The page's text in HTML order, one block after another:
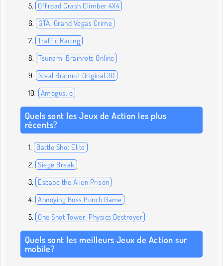
Offroad Crash Climber 4X4
GTA: Grand Vegas Crime
Traffic Racing
Tsunami Brainrots Online
Steal Brainrot Original 3D
Amogus.io
Quels sont les Jeux de Action les plus
récents?
Battle Shot Elite
Siege Break
Escape the Alien Prison
Annoying Boss Punch Game
One Shot Tower: Physics Destroyer
Quels sont les meilleurs Jeux de Action sur
mobile?